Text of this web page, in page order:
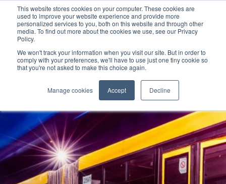
This website stores cookies on your computer. These cookies are
used to improve your website experience and provide more
personalized services to you, both on this website and through other
media. To find out more about the cookies we use, see our Privacy
Policy.
We won't track your information when you visit our site. But in order to
comply with your preferences, we'll have to use just one tiny cookie so
that you're not asked to make this choice again.
Manage cookies Accept Decline